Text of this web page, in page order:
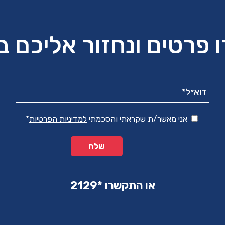
פרטים ונחזור
אני מאשר/ת שקראתי והסכמתי למדיניות הפרטיות*
או התקשרו ‏*2129‏